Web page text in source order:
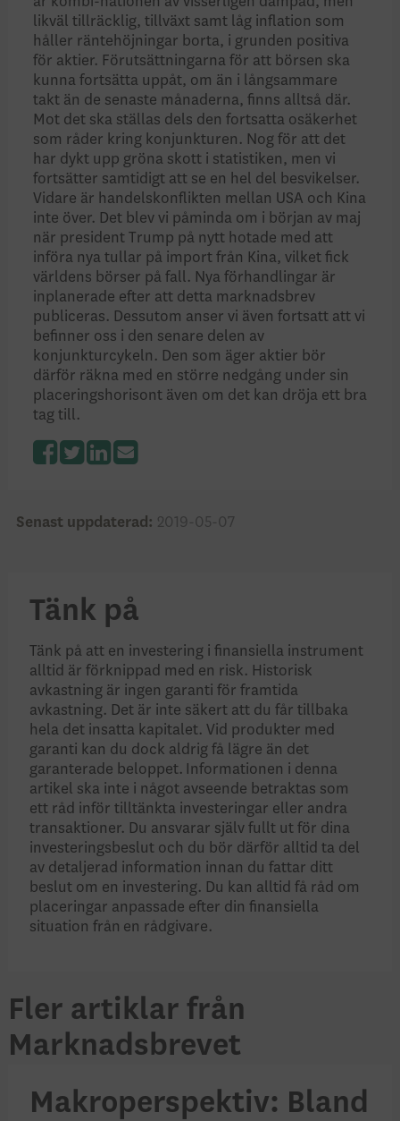
likväl tillräcklig, tillväxt samt låg inflation som
håller räntehöjningar borta, i grunden positiva
för aktier. Förutsättningarna för att börsen ska
kunna fortsätta uppåt, om än i långsammare
takt än de senaste månaderna, finns alltså där.
Mot det ska ställas dels den fortsatta osäkerhet
som råder kring konjunkturen. Nog för att det
har dykt upp gröna skott i statistiken, men vi
fortsätter samtidigt att se en hel del besvikelser.
Vidare är handelskon­flikten mellan USA och Kina
inte över. Det blev vi påminda om i början av maj
när president Trump på nytt hotade med att
införa nya tullar på import från Kina, vilket fick
världens börser på fall. Nya förhandlingar är
inplanerade efter att detta marknadsbrev
publiceras. Dessutom anser vi även fortsatt att vi
befinner oss i den senare delen av
konjunkturcykeln. Den som äger aktier bör
därför räkna med en större nedgång under sin
placeringshorisont även om det kan dröja ett bra
tag till.
Senast uppdaterad: 2019-05-07
Tänk på
Tänk på att en investering i finansiella instrument
alltid är förknippad med en risk. Historisk
avkastning är ingen garanti för framtida
avkastning. Det är inte säkert att du får tillbaka
hela det insatta kapitalet. Vid produkter med
garanti kan du dock aldrig få lägre än det
garanterade beloppet. Informationen i denna
artikel ska inte i något avseende betraktas som
ett råd inför tilltänkta investeringar eller andra
transaktioner. Du ansvarar själv fullt ut för dina
investeringsbeslut och du bör därför alltid ta del
av detaljerad information innan du fattar ditt
beslut om en investering. Du kan alltid få råd om
placeringar anpassade efter din finansiella
situation från en rådgivare.
Fler artiklar från
Marknadsbrevet
Makroperspektiv: Bland